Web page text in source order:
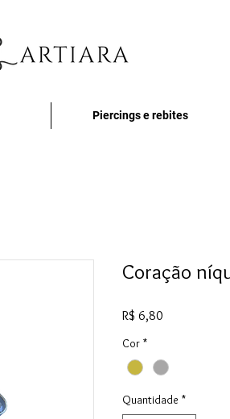
Piercings e rebites
Coração
R$ 6,80
Cor *
Quantidade *